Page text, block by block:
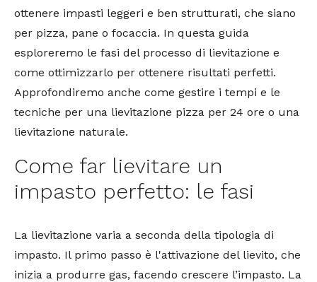
ottenere impasti leggeri e ben strutturati, che siano
per pizza, pane o focaccia. In questa guida
esploreremo le fasi del processo di lievitazione e
come ottimizzarlo per ottenere risultati perfetti.
Approfondiremo anche come gestire i tempi e le
tecniche per una lievitazione pizza per 24 ore o una
lievitazione naturale.
Come far lievitare un
impasto perfetto: le fasi
La lievitazione varia a seconda della tipologia di
impasto. Il primo passo è l'attivazione del lievito, che
inizia a produrre gas, facendo crescere l’impasto. La